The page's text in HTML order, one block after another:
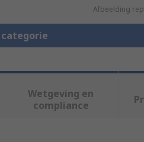
Afbeelding
Wetgeving en
compliance